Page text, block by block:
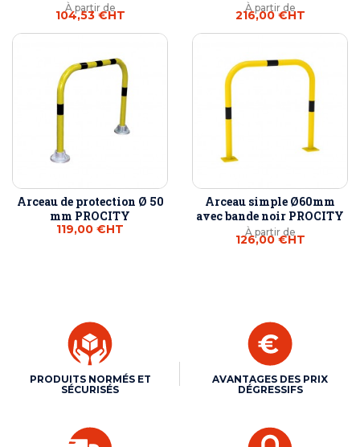
À partir de
104,53 €HT
À partir de
216,00 €HT
Arceau de protection Ø 50
mm PROCITY
119,00 €HT
Arceau simple Ø60mm
avec bande noir PROCITY
À partir de
126,00 €HT
PRODUITS NORMÉS ET
SÉCURISÉS
AVANTAGES DES PRIX
DÉGRESSIFS